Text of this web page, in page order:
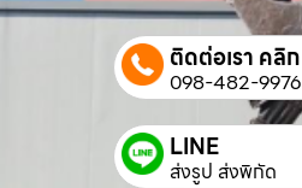
ติดต่อเรา คลิก
098-482-9976
LINE
ส่งรูป ส่งพิกัด